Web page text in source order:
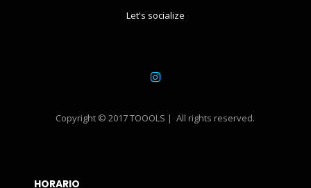
Let's socialize
Copyright © 2017 TOOOLS | All rights reserved.
HORARIO